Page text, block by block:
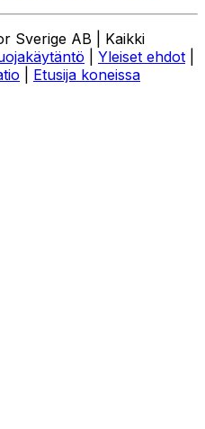
Sverige AB | Kaikki
Yleiset ehdot
Etusija koneissa